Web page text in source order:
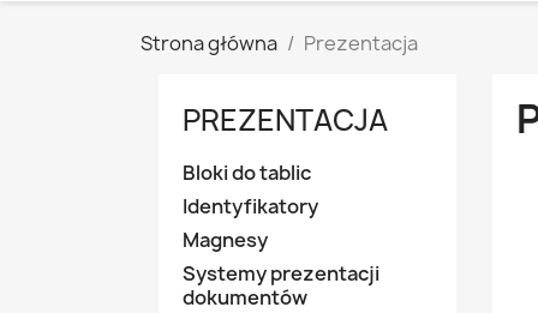
Strona główna Prezentacja
PREZENTACJA
Bloki do tablic
Identyfikatory
Magnesy
Systemy prezentacji
dokumentów